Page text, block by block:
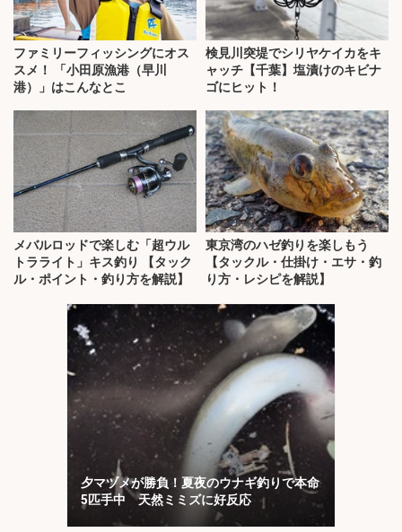
ファミリーフィッシングにオス
スメ！ 「小田原漁港（早川
港）」はこんなとこ
検見川突堤でシリヤケイカをキ
ャッチ【千葉】塩漬けのキビナ
ゴにヒット！
メバルロッドで楽しむ「超ウル
トラライト」キス釣り 【タック
ル・ポイント・釣り方を解説】
東京湾のハゼ釣りを楽しもう
【タックル・仕掛け・エサ・釣
り方・レシピを解説】
夕マヅメが勝負！夏夜のウナギ釣りで本命
5匹手中 天然ミミズに好反応